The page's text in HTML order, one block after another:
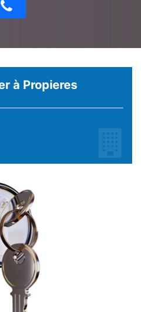
à Propieres